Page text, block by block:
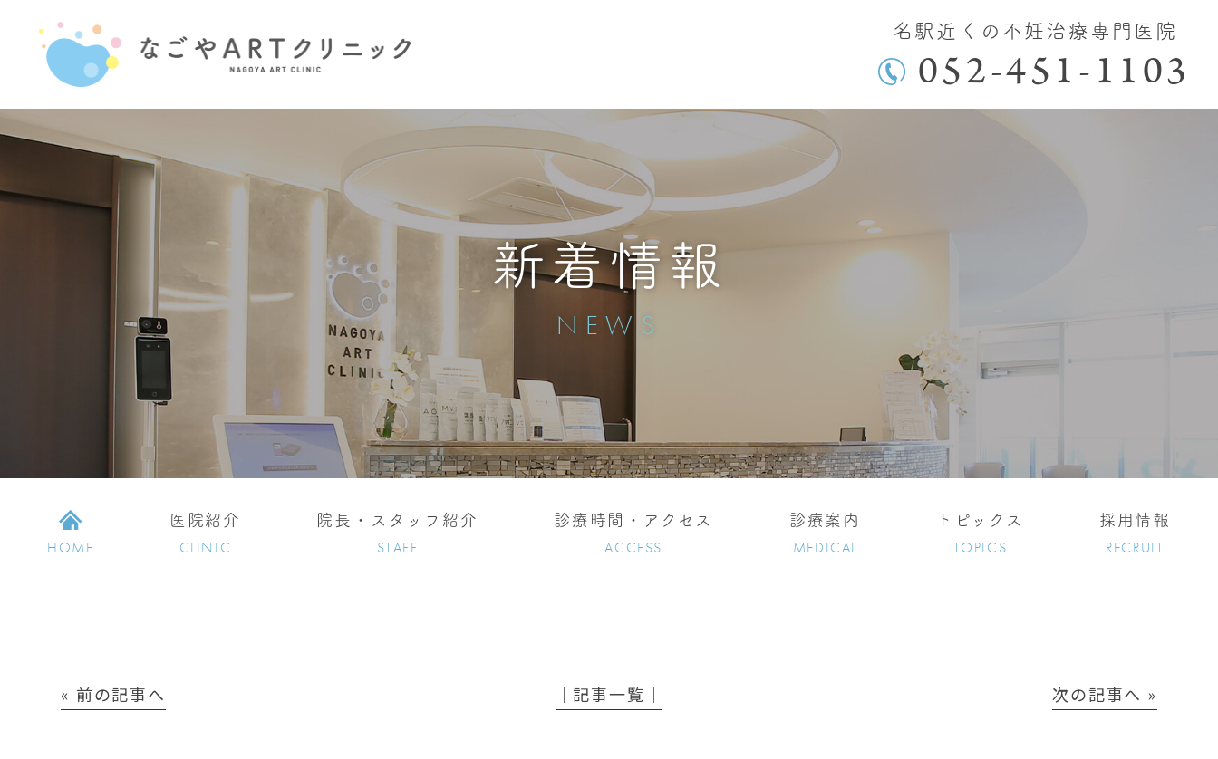
名駅近くの不妊治療専門医院
052-451-1103
新着情報
NEWS
HOME
医院紹介
CLINIC
院長・スタッフ紹介
STAFF
診療時間・アクセス
ACCESS
診療案内
MEDICAL
トピックス
TOPICS
採用情報
RECRUIT
« 前の記事へ │記事一覧│ 次の記事へ »